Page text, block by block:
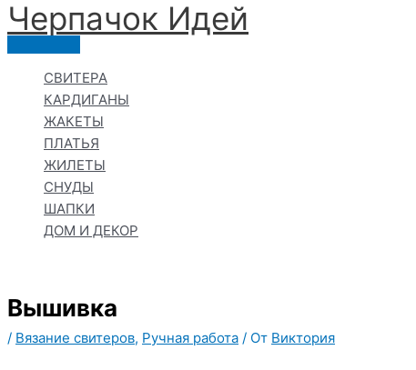
Перейти
к
Черпачoк Идей
Главное
СВИТЕРА
КАРДИГАНЫ
ЖАКЕТЫ
ПЛАТЬЯ
ЖИЛЕТЫ
СНУДЫ
ШАПКИ
ДОМ И ДЕКОР
Вышивка
/ Вязание свитеров, Ручная работа / От Виктория